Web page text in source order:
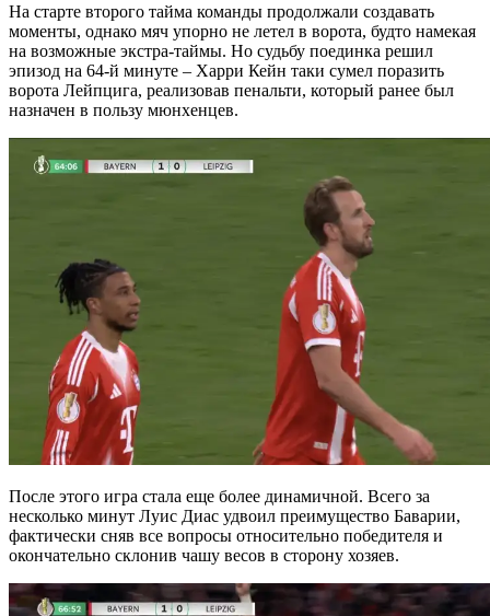
На старте второго тайма команды продолжали создавать
моменты, однако мяч упорно не летел в ворота, будто намекая
на возможные экстра-таймы. Но судьбу поединка решил
эпизод на 64-й минуте – Харри Кейн таки сумел поразить
ворота Лейпцига, реализовав пенальти, который ранее был
назначен в пользу мюнхенцев.
После этого игра стала еще более динамичной. Всего за
несколько минут Луис Диас удвоил преимущество Баварии,
фактически сняв все вопросы относительно победителя и
окончательно склонив чашу весов в сторону хозяев.